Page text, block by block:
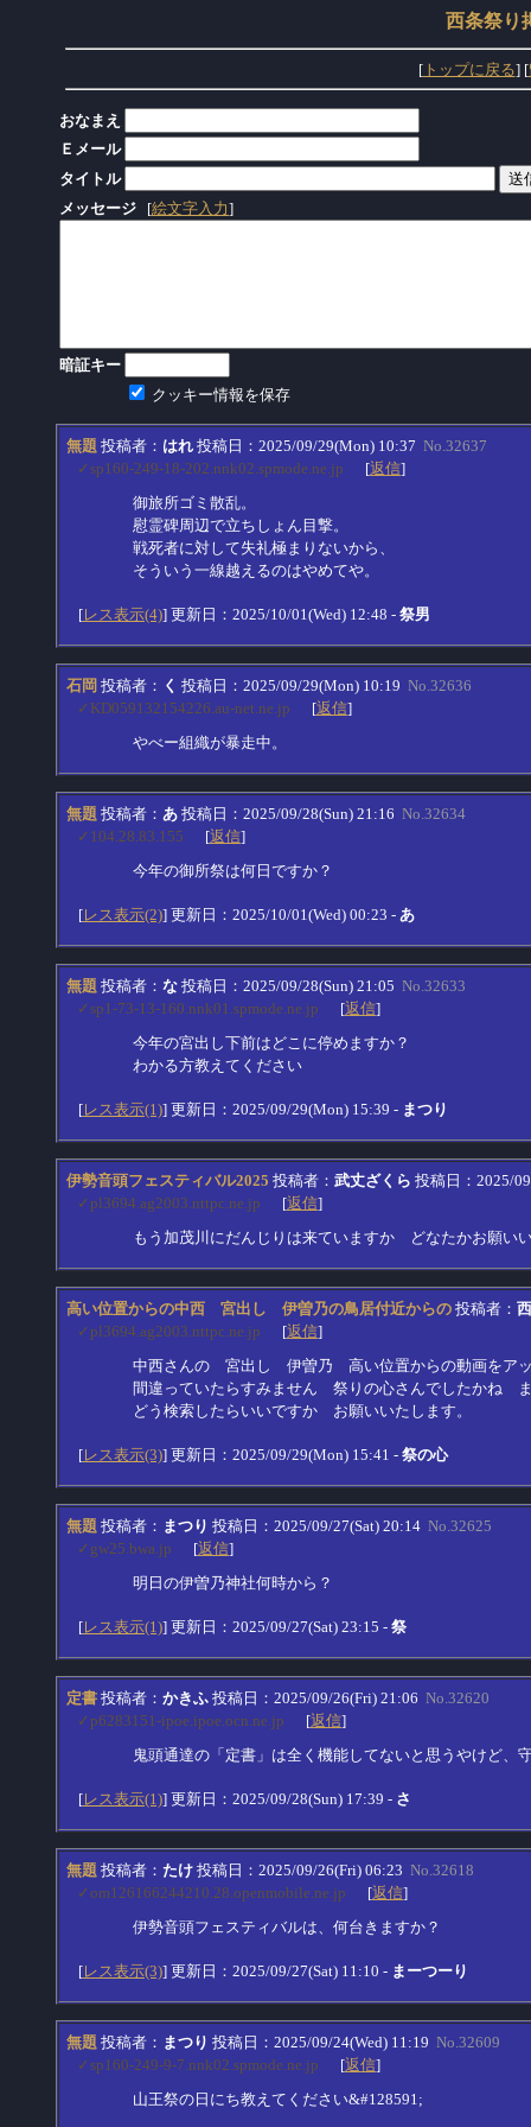
西条祭り
[トップに戻る] [
おなまえ
Ｅメール
タイトル
メッセージ
[絵文字入力]
暗証キー
クッキー情報を保存
無題 投稿者： はれ 投稿日：2025/09/29(Mon) 10:37 No.32637
✓sp160-249-18-202.nnk02.spmode.ne.jp [返信]
御旅所ゴミ散乱。
慰霊碑周辺で立ちしょん目撃。
戦死者に対して失礼極まりないから、
そういう一線越えるのはやめてや。
[レス表示(4)] 更新日：2025/10/01(Wed) 12:48 - 祭男
石岡 投稿者： く 投稿日：2025/09/29(Mon) 10:19 No.32636
✓KD059132154226.au-net.ne.jp [返信]
やべー組織が暴走中。
無題 投稿者： あ 投稿日：2025/09/28(Sun) 21:16 No.32634
✓104.28.83.155 [返信]
今年の御所祭は何日ですか？
[レス表示(2)] 更新日：2025/10/01(Wed) 00:23 - あ
無題 投稿者： な 投稿日：2025/09/28(Sun) 21:05 No.32633
✓sp1-73-13-160.nnk01.spmode.ne.jp [返信]
今年の宮出し下前はどこに停めますか？
わかる方教えてください
[レス表示(1)] 更新日：2025/09/29(Mon) 15:39 - まつり
伊勢音頭フェスティバル2025 投稿者： 武丈ざくら 投稿日：2025/
✓pl3694.ag2003.nttpc.ne.jp [返信]
もう加茂川にだんじりは来ていますか どなたかお願い
高い位置からの中西 宮出し 伊曽乃の鳥居付近からの 投稿者：
✓pl3694.ag2003.nttpc.ne.jp [返信]
中西さんの 宮出し 伊曽乃 高い位置からの動画をア
間違っていたらすみません 祭りの心さんでしたかね
どう検索したらいいですか お願いいたします。
[レス表示(3)] 更新日：2025/09/29(Mon) 15:41 - 祭の心
無題 投稿者： まつり 投稿日：2025/09/27(Sat) 20:14 No.32625
✓gw25.bwa.jp [返信]
明日の伊曽乃神社何時から？
[レス表示(1)] 更新日：2025/09/27(Sat) 23:15 - 祭
定書 投稿者： かきふ 投稿日：2025/09/26(Fri) 21:06 No.32620
✓p6283151-ipoe.ipoe.ocn.ne.jp [返信]
鬼頭通達の「定書」は全く機能してないと思うやけど、
[レス表示(1)] 更新日：2025/09/28(Sun) 17:39 - さ
無題 投稿者： たけ 投稿日：2025/09/26(Fri) 06:23 No.32618
✓om126166244210.28.openmobile.ne.jp [返信]
伊勢音頭フェスティバルは、何台きますか？
[レス表示(3)] 更新日：2025/09/27(Sat) 11:10 - まーつーり
無題 投稿者： まつり 投稿日：2025/09/24(Wed) 11:19 No.32609
✓sp160-249-9-7.nnk02.spmode.ne.jp [返信]
山王祭の日にち教えてください&#128591;